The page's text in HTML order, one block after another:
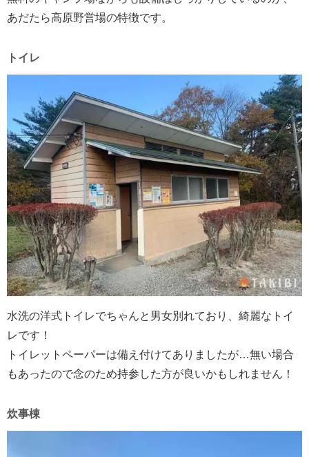
あだたら高原野営場の特徴です。
トイレ
水洗の洋式トイレでちゃんと男女別れており、綺麗なトイ
レです！
トイレットペーパーは備え付けてありましたが…無い場合
もあったので念のため持参した方が良いかもしれません！
炊事棟